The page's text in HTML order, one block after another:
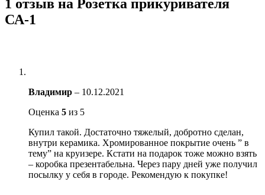
1 отзыв на Розетка прикуривателя
СА-1
Владимир – 10.12.2021
Оценка 5 из 5
Купил такой. Достаточно тяжелый, добротно сделан,
внутри керамика. Хромированное покрытие очень ” в
тему” на круизере. Кстати на подарок тоже можно взять
– коробка презентабельна. Через пару дней уже получил
посылку у себя в городе. Рекомендую к покупке!